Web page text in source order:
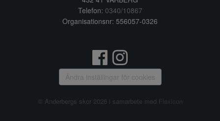
Telefon: 0340/10867
Organisationsnr: 556057-0326
Ändra inställingar för cookies
© Anderbergs skor 2026 i samarbete med Flexicon